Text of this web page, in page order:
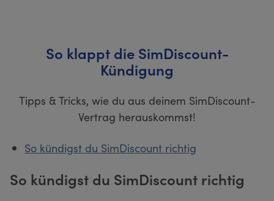
So klappt die SimDiscount-
Kündigung
Tipps & Tricks, wie du aus deinem SimDiscount-
Vertrag herauskommst!
So kündigst du SimDiscount richtig
So kündigst du SimDiscount richtig